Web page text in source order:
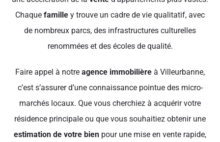
Chaque famille y trouve un cadre de vie qualitatif, avec
de nombreux parcs, des infrastructures culturelles
renommées et des écoles de qualité.
Faire appel à notre agence immobilière à Villeurbanne,
c’est s’assurer d’une connaissance pointue des micro-
marchés locaux. Que vous cherchiez à acquérir votre
résidence principale ou que vous souhaitiez obtenir une
estimation de votre bien pour une mise en vente rapide,